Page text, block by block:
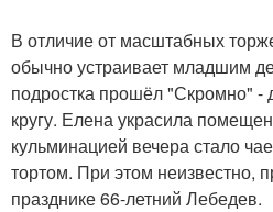
В отличие от масштабных
обычно устраивает младшим
подростка прошёл "Скромно" -
кругу. Елена украсила
кульминацией вечера стало
тортом. При этом неизвестно,
празднике 66-летний Лебедев.